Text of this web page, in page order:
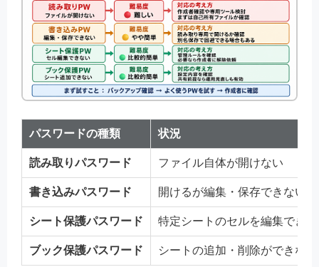
パスワードの種類 状況
読み取りパスワード ファイル自体が開けない
書き込みパスワード 開けるが編集・保存できない
シート保護パスワード 特定シートのセルを編集でき
ブック保護パスワード シートの追加・削除ができない